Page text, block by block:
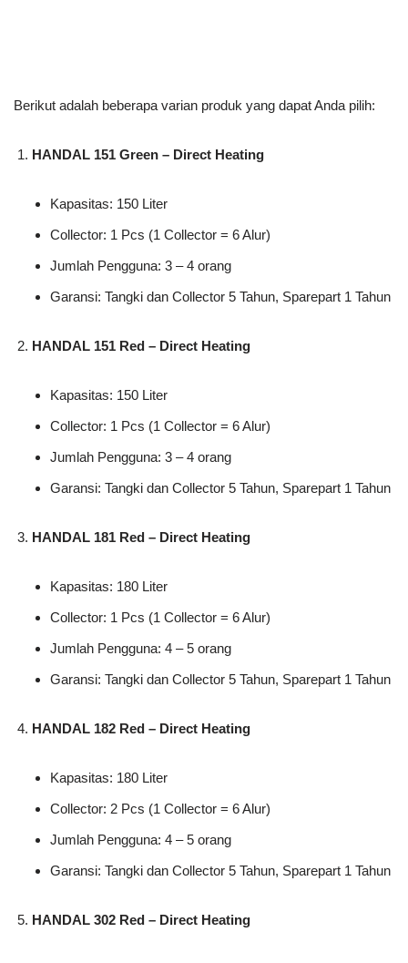
Berikut adalah beberapa varian produk yang dapat Anda pilih:
HANDAL 151 Green – Direct Heating
Kapasitas: 150 Liter
Collector: 1 Pcs (1 Collector = 6 Alur)
Jumlah Pengguna: 3 – 4 orang
Garansi: Tangki dan Collector 5 Tahun, Sparepart 1 Tahun
HANDAL 151 Red – Direct Heating
Kapasitas: 150 Liter
Collector: 1 Pcs (1 Collector = 6 Alur)
Jumlah Pengguna: 3 – 4 orang
Garansi: Tangki dan Collector 5 Tahun, Sparepart 1 Tahun
HANDAL 181 Red – Direct Heating
Kapasitas: 180 Liter
Collector: 1 Pcs (1 Collector = 6 Alur)
Jumlah Pengguna: 4 – 5 orang
Garansi: Tangki dan Collector 5 Tahun, Sparepart 1 Tahun
HANDAL 182 Red – Direct Heating
Kapasitas: 180 Liter
Collector: 2 Pcs (1 Collector = 6 Alur)
Jumlah Pengguna: 4 – 5 orang
Garansi: Tangki dan Collector 5 Tahun, Sparepart 1 Tahun
HANDAL 302 Red – Direct Heating